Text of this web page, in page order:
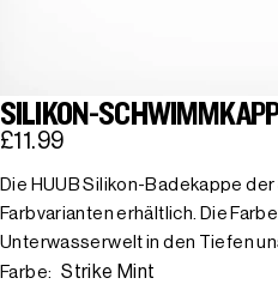
SILIKON-
£11.99
Die HUUB Silikon-Badekappe
Farbvarianten erhältlich. Die
Unterwasserwelt in den Tiefen
Farbe:
Strike Mint